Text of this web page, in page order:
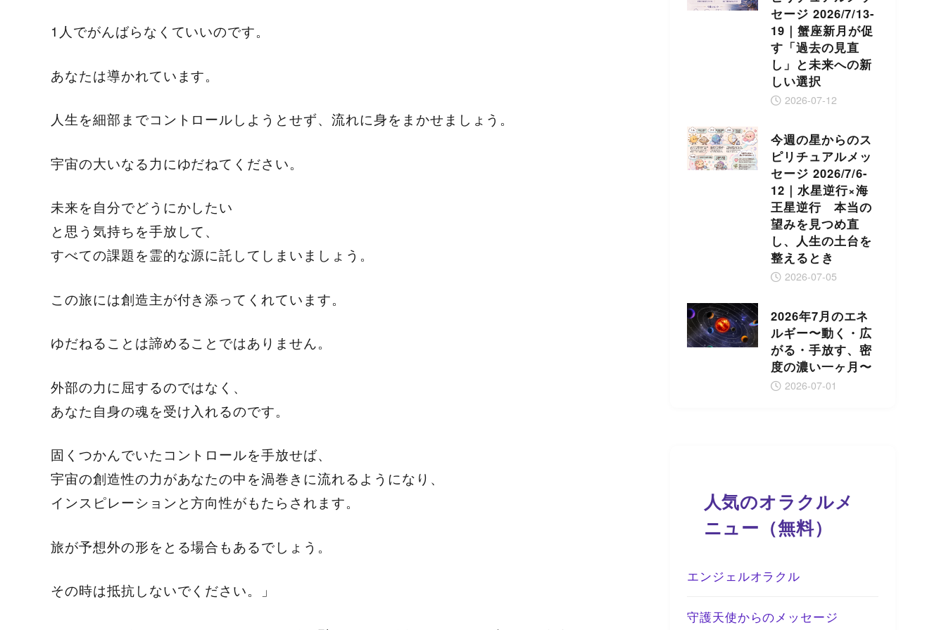
1人でがんばらなくていいのです。
あなたは導かれています。
人生を細部までコントロールしようとせず、流れに身をまかせましょう。
宇宙の大いなる力にゆだねてください。
未来を自分でどうにかしたい
と思う気持ちを手放して、
すべての課題を霊的な源に託してしまいましょう。
この旅には創造主が付き添ってくれています。
ゆだねることは諦めることではありません。
外部の力に屈するのではなく、
あなた自身の魂を受け入れるのです。
固くつかんでいたコントロールを手放せば、
宇宙の創造性の力があなたの中を渦巻きに流れるようになり、
インスピレーションと方向性がもたらされます。
旅が予想外の形をとる場合もあるでしょう。
その時は抵抗しないでください。」
セージ 2026/7/13-
19｜蟹座新月が促
す「過去の見直
し」と未来への新
しい選択
2026-07-12
今週の星からのス
ピリチュアルメッ
セージ 2026/7/6-
12｜水星逆行×海
王星逆行 本当の
望みを見つめ直
し、人生の土台を
整えるとき
2026-07-05
2026年7月のエネ
ルギー〜動く・広
がる・手放す、密
度の濃い一ヶ月〜
2026-07-01
人気のオラクルメ
ニュー（無料）
エンジェルオラクル
守護天使からのメッセージ